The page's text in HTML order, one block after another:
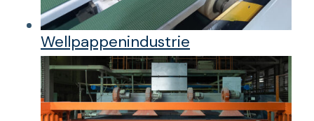
Wellpappenindustrie